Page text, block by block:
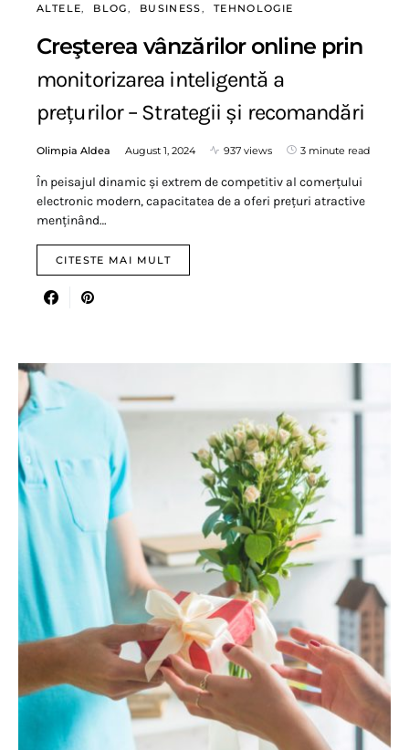
ALTELE BLOG BUSINESS TEHNOLOGIE
Creşterea vânzărilor online prin
monitorizarea inteligentă a
prețurilor – Strategii și recomandări
Olimpia Aldea August 1, 2024 937 views 3 minute read
În peisajul dinamic și extrem de competitiv al comerțului
electronic modern, capacitatea de a oferi prețuri atractive
menținând…
CITESTE MAI MULT